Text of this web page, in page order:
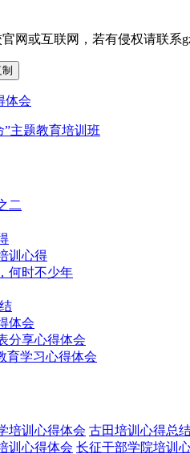
网或互联网，若有侵权请联系
体会
主题教育培训班
二
训心得
何时不少年
体会
分享心得体会
育学习心得体会
培训心得体会 古田培训心得总
训心得体会 长征干部学院培训